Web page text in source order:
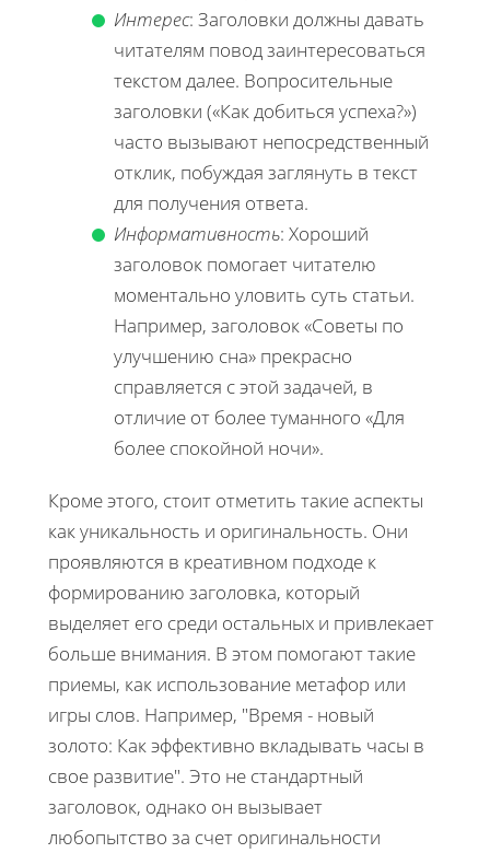
Интерес: Заголовки должны давать
читателям повод заинтересоваться
текстом далее. Вопросительные
заголовки («Как добиться успеха?»)
часто вызывают непосредственный
отклик, побуждая заглянуть в текст
для получения ответа.
Информативность: Хороший
заголовок помогает читателю
моментально уловить суть статьи.
Например, заголовок «Советы по
улучшению сна» прекрасно
справляется с этой задачей, в
отличие от более туманного «Для
более спокойной ночи».
Кроме этого, стоит отметить такие аспекты
как уникальность и оригинальность. Они
проявляются в креативном подходе к
формированию заголовка, который
выделяет его среди остальных и привлекает
больше внимания. В этом помогают такие
приемы, как использование метафор или
игры слов. Например, "Время - новый
золото: Как эффективно вкладывать часы в
свое развитие". Это не стандартный
заголовок, однако он вызывает
любопытство за счет оригинальности